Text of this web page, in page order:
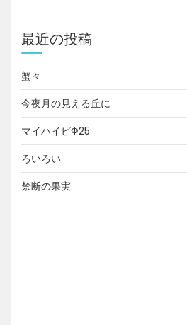
最近の投稿
蟹々
今夜月の見える丘に
マイハイビФ25
ろいろい
禁断の果実